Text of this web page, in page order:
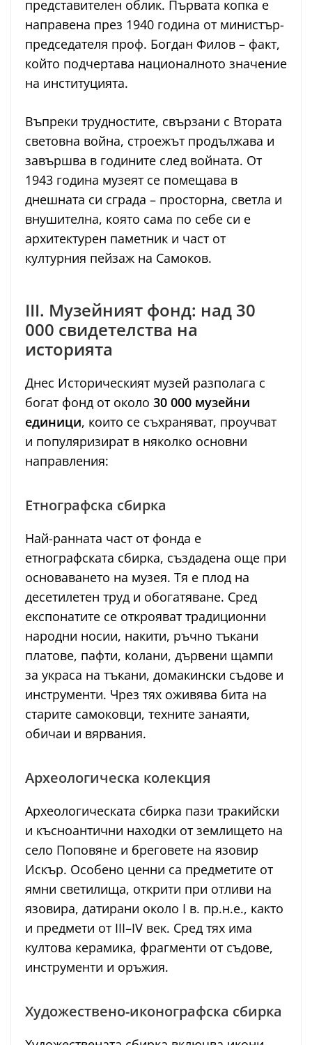
представителен облик. Първата копка е
направена през 1940 година от министър-
председателя проф. Богдан Филов – факт,
който подчертава националното значение
на институцията.
Въпреки трудностите, свързани с Втората
световна война, строежът продължава и
завършва в годините след войната. От
1943 година музеят се помещава в
днешната си сграда – просторна, светла и
внушителна, която сама по себе си е
архитектурен паметник и част от
културния пейзаж на Самоков.
III. Музейният фонд: над 30
000 свидетелства на
историята
Днес Историческият музей разполага с
богат фонд от около 30 000 музейни
единици, които се съхраняват, проучват
и популяризират в няколко основни
направления:
Етнографска сбирка
Най-ранната част от фонда е
етнографската сбирка, създадена още при
основаването на музея. Тя е плод на
десетилетен труд и обогатяване. Сред
експонатите се открояват традиционни
народни носии, накити, ръчно тъкани
платове, пафти, колани, дървени щампи
за украса на тъкани, домакински съдове и
инструменти. Чрез тях оживява бита на
старите самоковци, техните занаяти,
обичаи и вярвания.
Археологическа колекция
Археологическата сбирка пази тракийски
и късноантични находки от землището на
село Поповяне и бреговете на язовир
Искър. Особено ценни са предметите от
ямни светилища, открити при отливи на
язовира, датирани около I в. пр.н.е., както
и предмети от III–IV век. Сред тях има
култова керамика, фрагменти от съдове,
инструменти и оръжия.
Художествено-иконографска сбирка